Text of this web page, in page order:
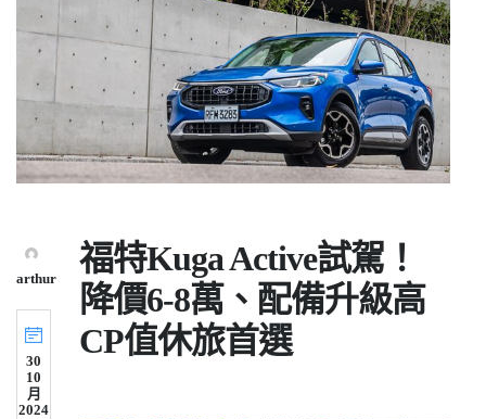
arthur
30
10
月
2024
福特Kuga Active試駕！
降價6-8萬、配備升級高
CP值休旅首選